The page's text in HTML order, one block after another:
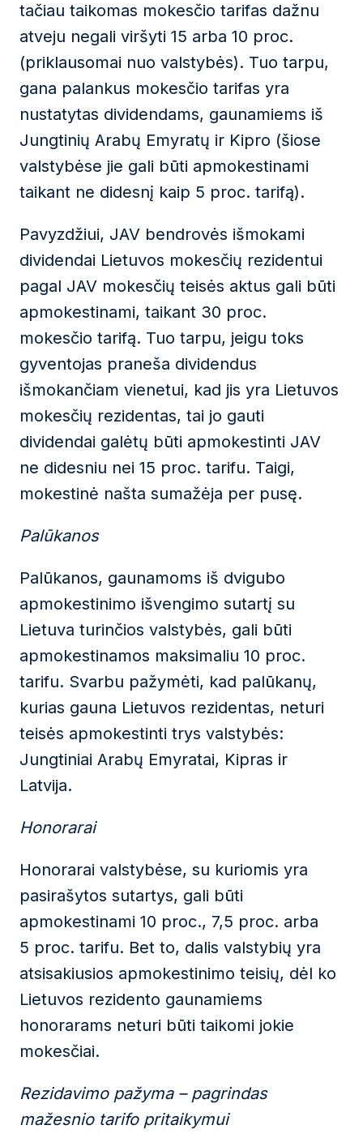
tačiau taikomas mokesčio tarifas dažnu
atveju negali viršyti 15 arba 10 proc.
(priklausomai nuo valstybės). Tuo tarpu,
gana palankus mokesčio tarifas yra
nustatytas dividendams, gaunamiems iš
Jungtinių Arabų Emyratų ir Kipro (šiose
valstybėse jie gali būti apmokestinami
taikant ne didesnį kaip 5 proc. tarifą).
Pavyzdžiui, JAV bendrovės išmokami
dividendai Lietuvos mokesčių rezidentui
pagal JAV mokesčių teisės aktus gali būti
apmokestinami, taikant 30 proc.
mokesčio tarifą. Tuo tarpu, jeigu toks
gyventojas praneša dividendus
išmokančiam vienetui, kad jis yra Lietuvos
mokesčių rezidentas, tai jo gauti
dividendai galėtų būti apmokestinti JAV
ne didesniu nei 15 proc. tarifu. Taigi,
mokestinė našta sumažėja per pusę.
Palūkanos
Palūkanos, gaunamoms iš dvigubo
apmokestinimo išvengimo sutartį su
Lietuva turinčios valstybės, gali būti
apmokestinamos maksimaliu 10 proc.
tarifu. Svarbu pažymėti, kad palūkanų,
kurias gauna Lietuvos rezidentas, neturi
teisės apmokestinti trys valstybės:
Jungtiniai Arabų Emyratai, Kipras ir
Latvija.
Honorarai
Honorarai valstybėse, su kuriomis yra
pasirašytos sutartys, gali būti
apmokestinami 10 proc., 7,5 proc. arba
5 proc. tarifu. Bet to, dalis valstybių yra
atsisakiusios apmokestinimo teisių, dėl ko
Lietuvos rezidento gaunamiems
honorarams neturi būti taikomi jokie
mokesčiai.
Rezidavimo pažyma – pagrindas
mažesnio tarifo pritaikymui